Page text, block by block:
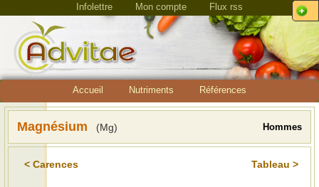
Infolettre Mon compte Flux rss
Accueil Nutriments Références
Magnésium (Mg) Hommes
< Carences Tableau >